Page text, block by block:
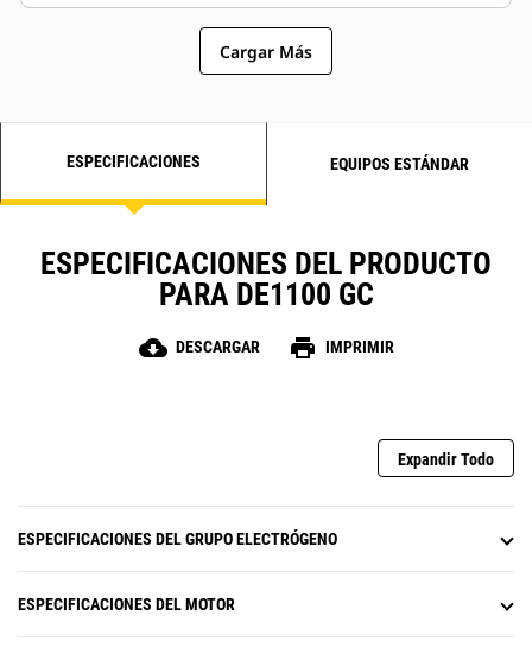
Cargar Más
ESPECIFICACIONES EQUIPOS ESTÁNDAR
ESPECIFICACIONES DEL PRODUCTO
PARA DE1100 GC
cloud_download DESCARGAR print IMPRIMIR
Expandir Todo
ESPECIFICACIONES DEL GRUPO ELECTRÓGENO
ESPECIFICACIONES DEL MOTOR